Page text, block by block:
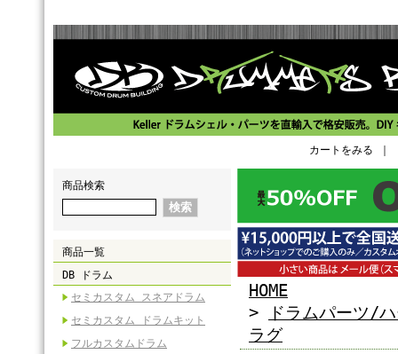
カートをみる
商品検索
商品一覧
DB ドラム
セミカスタム スネアドラム
セミカスタム ドラムキット
フルカスタムドラム
HOME
>
ドラムパーツ/
ラグ